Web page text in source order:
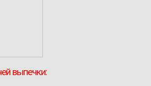
выпечки: